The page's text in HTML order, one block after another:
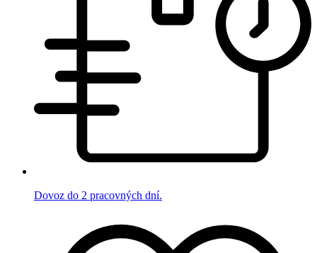
Dovoz do 2 pracovných dní.